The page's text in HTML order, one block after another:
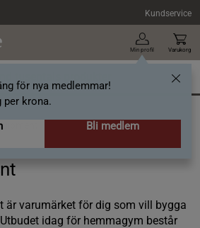
Kundservice
Min profil
för nya medlemmar!
per krona.
Bli medlem
Varukorg
är varumärket för dig som vill bygga
idag för hemmagym består